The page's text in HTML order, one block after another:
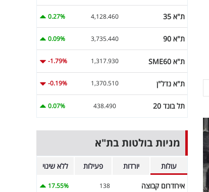
ת"א 35 4,128.460
0.27%
ת"א 90 3,735.440
0.09%
ת"א SME60 1,317.930
-1.79%
ת"א נדל"ן 1,370.510
-0.19%
תל בונד 20 438.490
0.07%
מניות בולטות בת"א
עולות יורדות פעילות ללא שינוי
אירודרום קבוצה 138
17.55%